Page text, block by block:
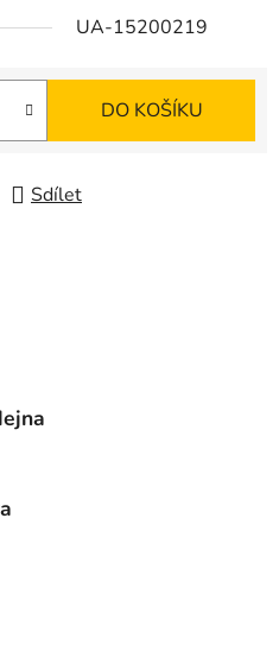
UA-15200219
DO KOŠÍKU
Sdílet